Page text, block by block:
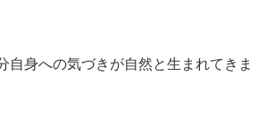
自身への気づきが自然と生まれてきま